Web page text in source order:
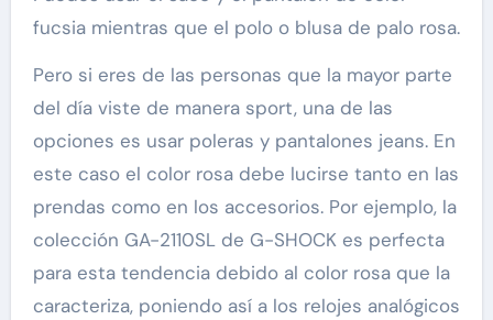
fucsia mientras que el polo o blusa de palo rosa.
Pero si eres de las personas que la mayor parte
del día viste de manera sport, una de las
opciones es usar poleras y pantalones jeans. En
este caso el color rosa debe lucirse tanto en las
prendas como en los accesorios. Por ejemplo, la
colección GA-2110SL de G-SHOCK es perfecta
para esta tendencia debido al color rosa que la
caracteriza, poniendo así a los relojes analógicos